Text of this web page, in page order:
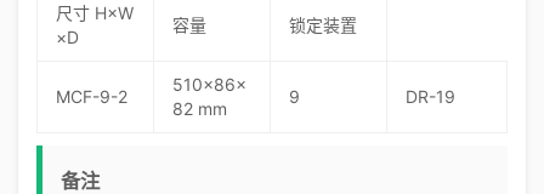
尺寸 H×W
×D
容量 锁定装置
MCF-9-2
510×86×
82 mm
9 DR-19
备注